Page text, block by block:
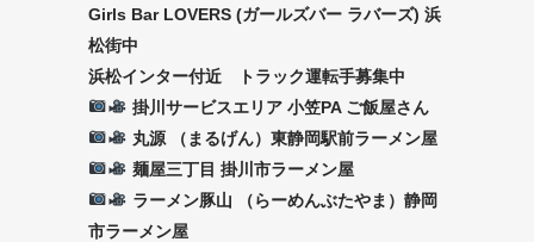
Girls Bar LOVERS (ガールズバー ラバーズ) 浜
松街中
浜松インター付近 トラック運転手募集中
掛川サービスエリア 小笠PA ご飯屋さん
丸源 （まるげん）東静岡駅前ラーメン屋
麺屋三丁目 掛川市ラーメン屋
ラーメン豚山 （らーめんぶたやま）静岡
市ラーメン屋